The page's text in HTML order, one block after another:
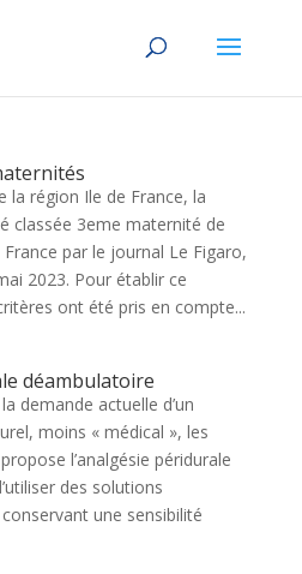
la région Ile de France, la
classée 3eme maternité de
France par le journal Le Figaro,
2023. Pour établir ce
ont été pris en compte...
déambulatoire
demande actuelle d’un
moins « médical », les
l’analgésie péridurale
des solutions
une sensibilité